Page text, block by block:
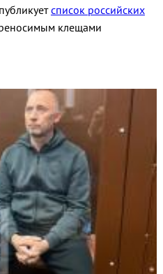
список российских
клещами